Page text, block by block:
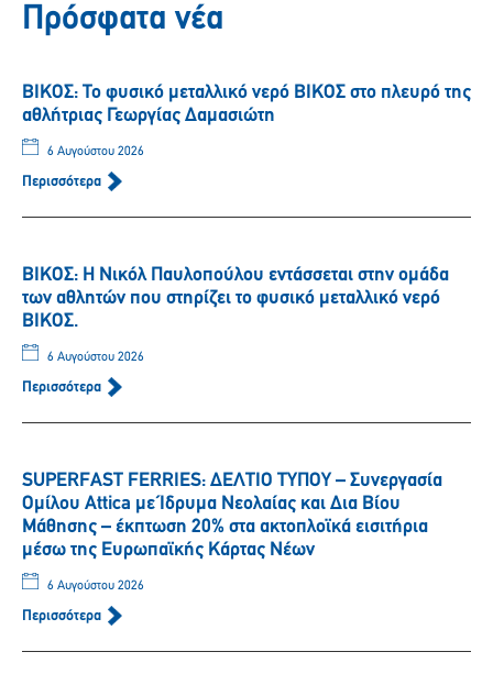
Πρόσφατα νέα
ΒΙΚΟΣ: Το φυσικό μεταλλικό νερό ΒΙΚΟΣ στο πλευρό της
αθλήτριας Γεωργίας Δαμασιώτη
6 Αυγούστου 2026
Περισσότερα
ΒΙΚΟΣ: Η Νικόλ Παυλοπούλου εντάσσεται στην ομάδα
των αθλητών που στηρίζει το φυσικό μεταλλικό νερό
ΒΙΚΟΣ.
6 Αυγούστου 2026
Περισσότερα
SUPERFAST FERRIES: ΔΕΛΤΙΟ ΤΥΠΟΥ – Συνεργασία
Ομίλου Attica με Ίδρυμα Νεολαίας και Δια Βίου
Μάθησης – έκπτωση 20% στα ακτοπλοϊκά εισιτήρια
μέσω της Ευρωπαϊκής Κάρτας Νέων
6 Αυγούστου 2026
Περισσότερα